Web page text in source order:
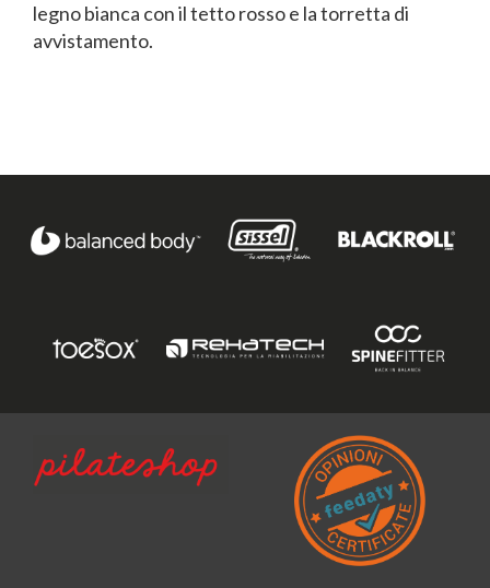
legno bianca con il tetto rosso e la torretta di
avvistamento.